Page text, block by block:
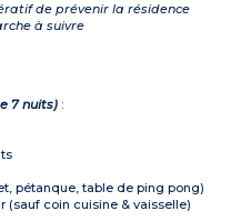
de prévenir la résidence
à suivre
7 nuits) :
pétanque, table de ping pong)
(sauf coin cuisine & vaisselle)